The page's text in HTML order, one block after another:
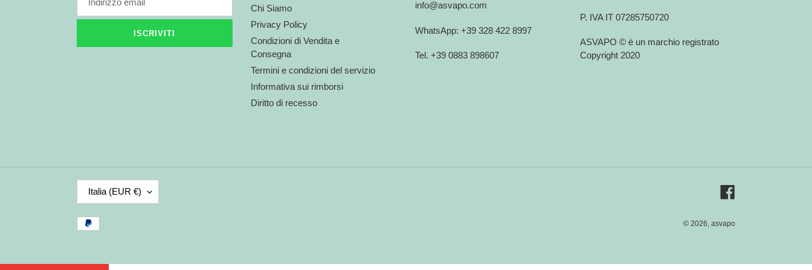
ISCRIVITI
Chi Siamo
Privacy Policy
Condizioni di Vendita e
Consegna
Termini e condizioni del servizio
Informativa sui rimborsi
Diritto di recesso
info@asvapo.com
WhatsApp: +39 328 422 8997
Tel. +39 0883 898607
P. IVA IT 07285750720
ASVAPO © è un marchio registrato
Copyright 2020
A
E
S
Italia (EUR €)
Metodi
© 2026, asvapo